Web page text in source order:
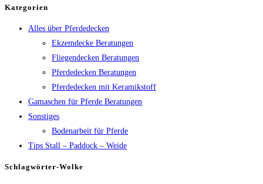
Kategorien
Alles über Pferdedecken
Ekzemdecke Beratungen
Fliegendecken Beratungen
Pferdedecken Beratungen
Pferdedecken mit Keramikstoff
Gamaschen für Pferde Beratungen
Sonstiges
Bodenarbeit für Pferde
Tips Stall – Paddock – Weide
Schlagwörter-Wolke